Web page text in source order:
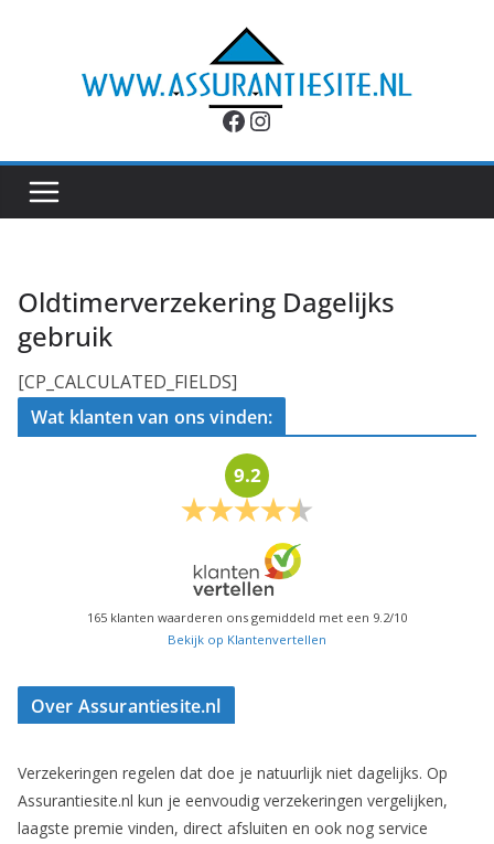
Facebook
Instagram
Oldtimerverzekering Dagelijks
gebruik
[CP_CALCULATED_FIELDS]
Wat klanten van ons vinden:
9.2
165 klanten waarderen ons gemiddeld met een 9.2/10
Bekijk op Klantenvertellen
Over Assurantiesite.nl
Verzekeringen regelen dat doe je natuurlijk niet dagelijks. Op
Assurantiesite.nl kun je eenvoudig verzekeringen vergelijken,
laagste premie vinden, direct afsluiten en ook nog service